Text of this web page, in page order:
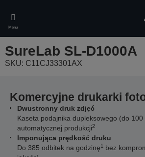
main
content
Menu
SureLab SL-D1000A
SKU: C11CJ33301AX
Komercyjne drukarki
Dwustronny druk zdjęć
Kaseta podajnika dupleksowego (do 100
automatycznej produkcji2
Imponująca prędkość druku
Do 385 odbitek na godzinę1 bez